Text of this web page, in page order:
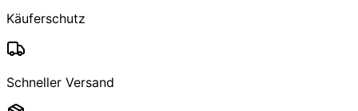
Käuferschutz
Schneller Versand